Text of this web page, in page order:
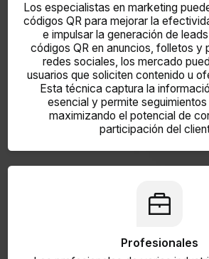
Los especialistas en marketing
códigos QR para mejorar la
e impulsar la generación de
códigos QR en anuncios, folletos y
redes sociales, los mercado
usuarios que soliciten contenido u
Esta técnica captura la
esencial y permite
maximizando el potencial de
participación del
Profesionales